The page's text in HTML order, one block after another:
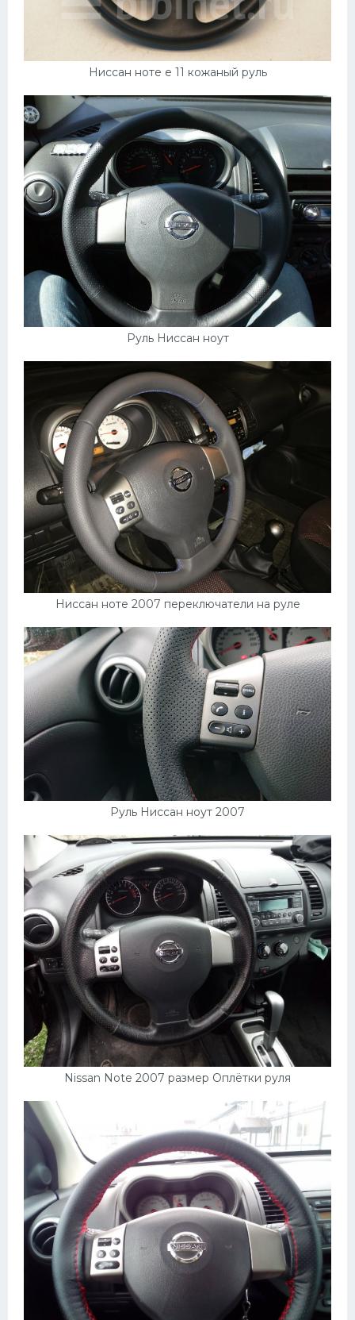
Ниссан ноте е 11 кожаный руль
Руль Ниссан ноут
Ниссан ноте 2007 переключатели на руле
Руль Ниссан ноут 2007
Nissan Note 2007 размер Оплётки руля